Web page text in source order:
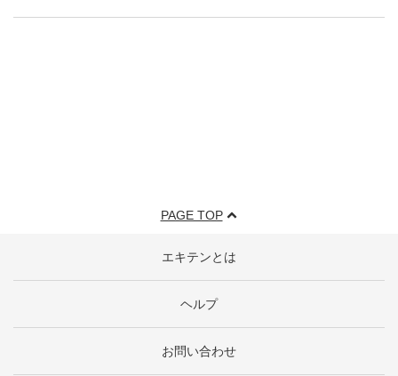
PAGE TOP
エキテンとは
ヘルプ
お問い合わせ